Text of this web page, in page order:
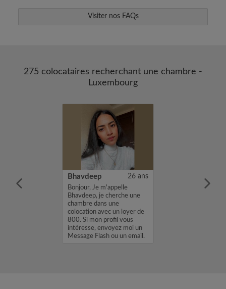
annonce correspondant à vos critères
Visiter nos FAQs
275 colocataires recherchant une chambre -
Luxembourg
is Victorio
Bhavdeep 26 ans
Bonjour, Je m'appelle
Bhavdeep, je cherche une
chambre dans une
colocation avec un loyer de
800. Si mon profil vous
intéresse, envoyez moi un
Message Flash ou un email.